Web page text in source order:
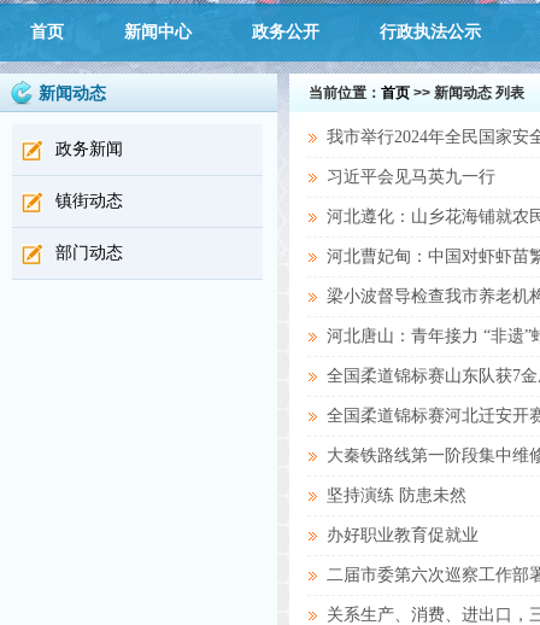
首页 新闻中心 政务公开 行政执法公示
新闻动态
政务新闻
镇街动态
部门动态
当前位置： 首页 >> 新闻动态 列表
我市举行2024年全民国家安
习近平会见马英九一行
河北遵化：山乡花海铺就农
河北曹妃甸：中国对虾虾苗
梁小波督导检查我市养老机
河北唐山：青年接力 “非遗”
全国柔道锦标赛山东队获7
全国柔道锦标赛河北迁安开
大秦铁路线第一阶段集中维
坚持演练 防患未然
办好职业教育促就业
二届市委第六次巡察工作部
关系生产、消费、进出口，